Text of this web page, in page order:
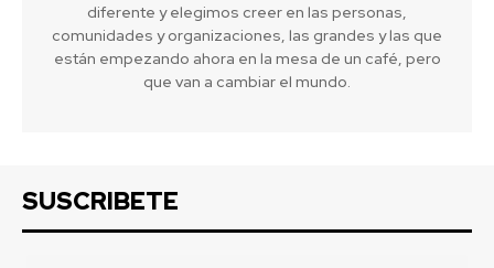
diferente y elegimos creer en las personas,
comunidades y organizaciones, las grandes y las que
están empezando ahora en la mesa de un café, pero
que van a cambiar el mundo.
SUSCRIBETE